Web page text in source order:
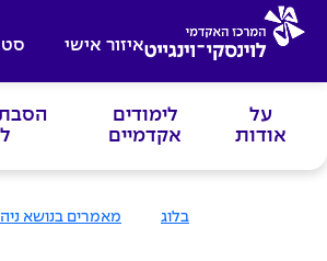
איזור אישי
על
אודות
לימודים
אקדמיים
בלוג מאמרים בנושא